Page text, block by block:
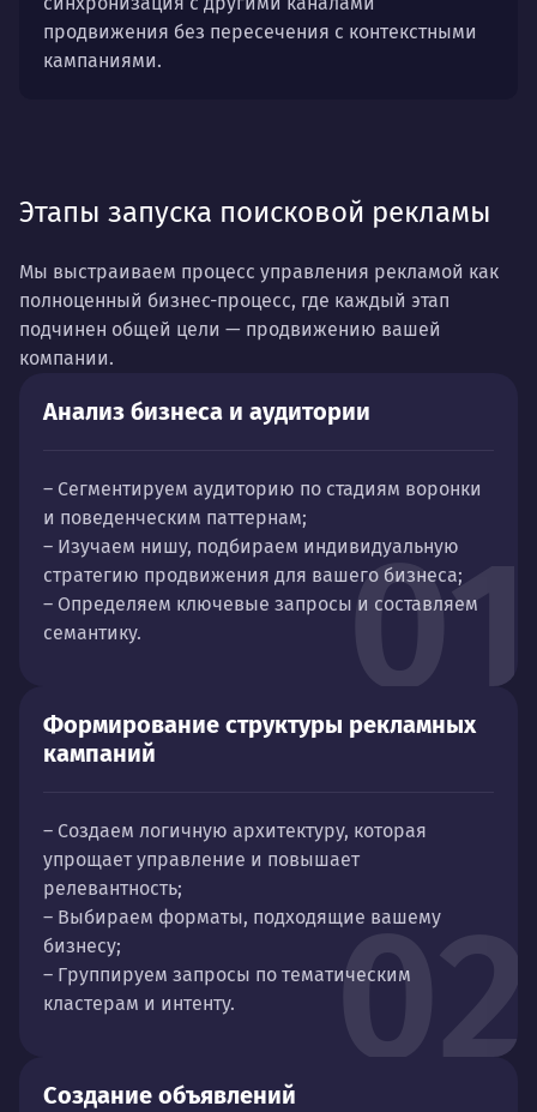
продвижения без пересечения с контекстными
кампаниями.
Этапы запуска поисковой рекламы
Мы выстраиваем процесс управления рекламой как
полноценный бизнес-процесс, где каждый этап
подчинен общей цели — продвижению вашей
компании.
01
Анализ бизнеса и аудитории
– Сегментируем аудиторию по стадиям воронки
и поведенческим паттернам;
– Изучаем нишу, подбираем индивидуальную
стратегию продвижения для вашего бизнеса;
– Определяем ключевые запросы и составляем
семантику.
02
Формирование структуры рекламных
кампаний
– Создаем логичную архитектуру, которая
упрощает управление и повышает
релевантность;
– Выбираем форматы, подходящие вашему
бизнесу;
– Группируем запросы по тематическим
кластерам и интенту.
Создание объявлений